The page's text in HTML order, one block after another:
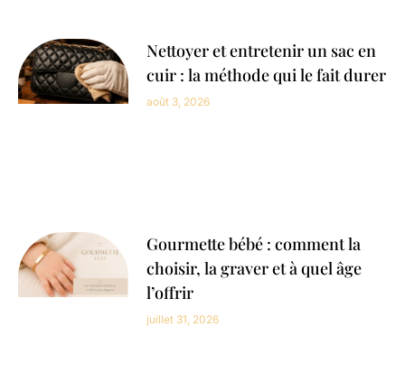
Nettoyer et entretenir un sac en
cuir : la méthode qui le fait durer
août 3, 2026
Gourmette bébé : comment la
choisir, la graver et à quel âge
l’offrir
juillet 31, 2026